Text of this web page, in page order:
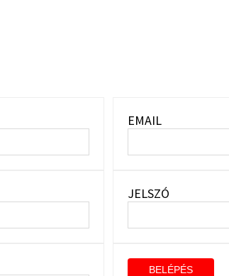
EMAIL
JELSZÓ
BELÉPÉS